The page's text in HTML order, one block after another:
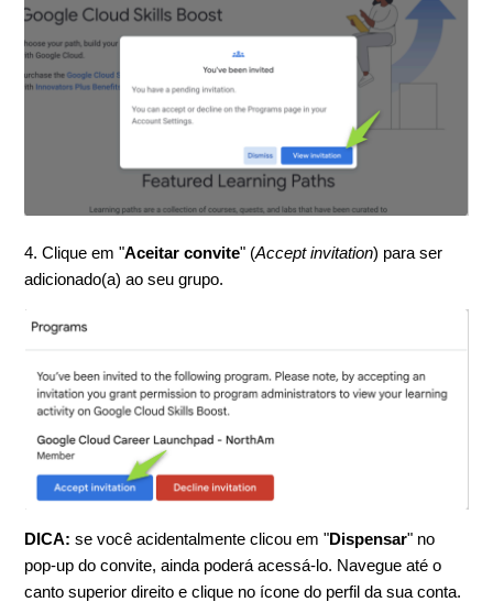
4. Clique em "Aceitar convite" (Accept invitation) para ser
adicionado(a) ao seu grupo.
DICA: se você acidentalmente clicou em "Dispensar" no
pop-up do convite, ainda poderá acessá-lo. Navegue até o
canto superior direito e clique no ícone do perfil da sua conta.